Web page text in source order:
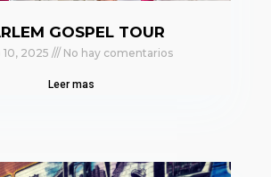
GOSPEL TOUR
2025 No hay comentarios
Leer mas